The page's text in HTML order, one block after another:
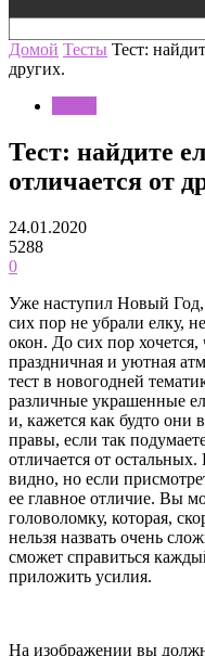
Домой Тесты Тест:
других.
Тест: найдите
отличается от
24.01.2020
5288
0
Уже наступил Новый
сих пор не убрали елку,
окон. До сих пор
праздничная и уютная
тест в новогодней
различные украшенные
и, кажется как будто они
правы, если так
отличается от
видно, но если
ее главное отличие. Вы
головоломку, которая,
нельзя назвать очень
сможет справиться
приложить усилия.
На изображении вы